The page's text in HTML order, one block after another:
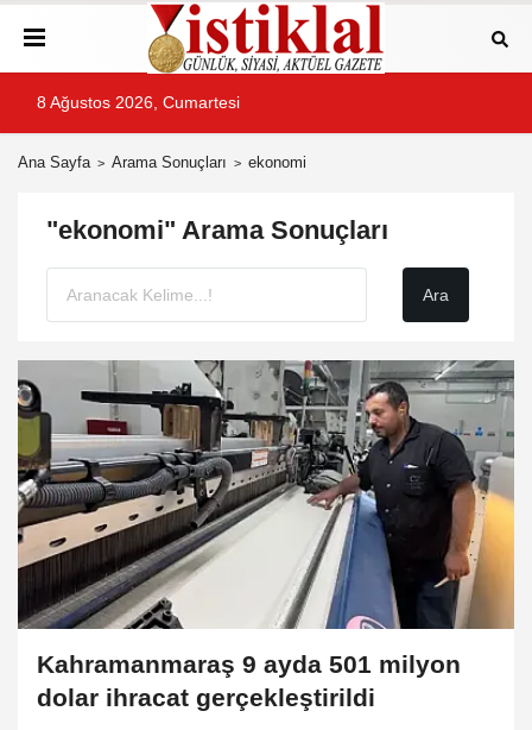
8 Ağustos 2026, Cumartesi
Ana Sayfa Arama Sonuçları ekonomi
"ekonomi" Arama Sonuçları
Kahramanmaraş 9 ayda 501 milyon
dolar ihracat gerçekleştirildi